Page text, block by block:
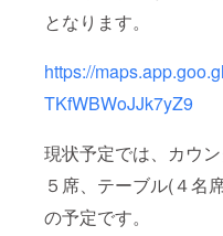
となります。
https://
TKfWBWoJJk7yZ9
現状予定では、カウ
５席、テーブル(４名
の予定です。